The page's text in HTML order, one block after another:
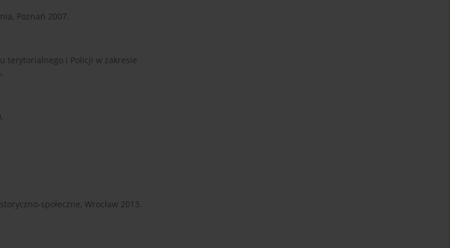
Poznań 2007.
terytorialnego i Policji w zakresie
społeczne, Wrocław 2013.